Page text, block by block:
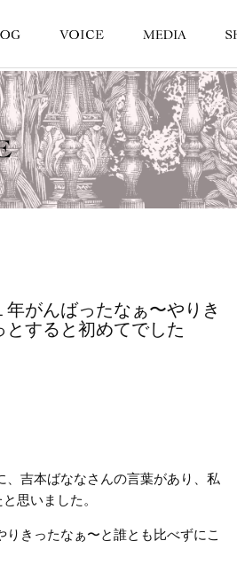
がんばったなぁ〜やりき
すると初めてでした
吉本ばななさんの言葉があり、私
思いました。
きったなぁ〜と誰とも比べずにこ